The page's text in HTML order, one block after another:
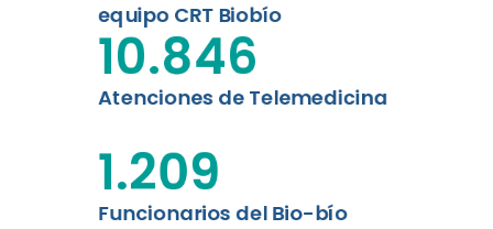
equipo CRT Biobío
Atenciones de Telemedicina
10.846
Funcionarios del Bio-bío
1.209